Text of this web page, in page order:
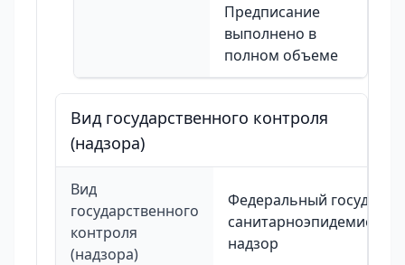
Предписание
выполнено в
полном объеме
Вид государственного контроля
(надзора)
Вид
государственного
контроля
(надзора)
Федеральный
надзор